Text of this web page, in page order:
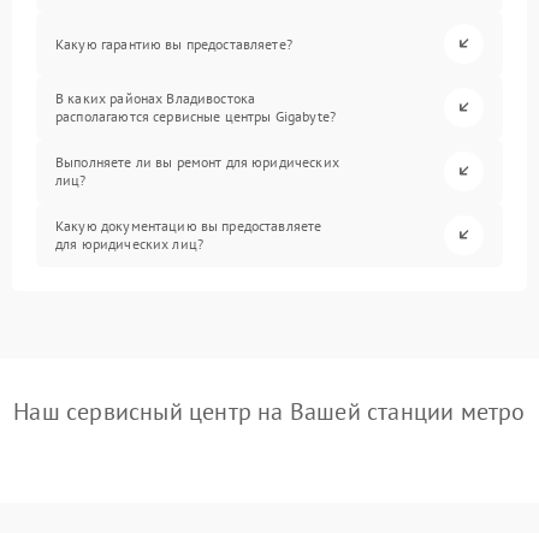
Какую гарантию вы предоставляете?
В каких районах Владивостока
располагаются сервисные центры Gigabyte?
Выполняете ли вы ремонт для юридических
лиц?
Какую документацию вы предоставляете
для юридических лиц?
Наш сервисный центр на Вашей станции метро